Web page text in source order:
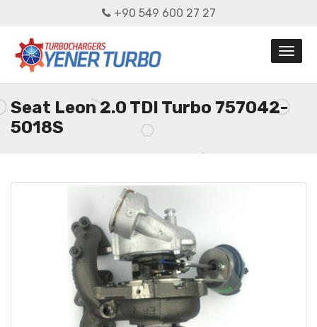
+90 549 600 27 27
Seat Leon 2.0 TDI Turbo 757042-
5018S